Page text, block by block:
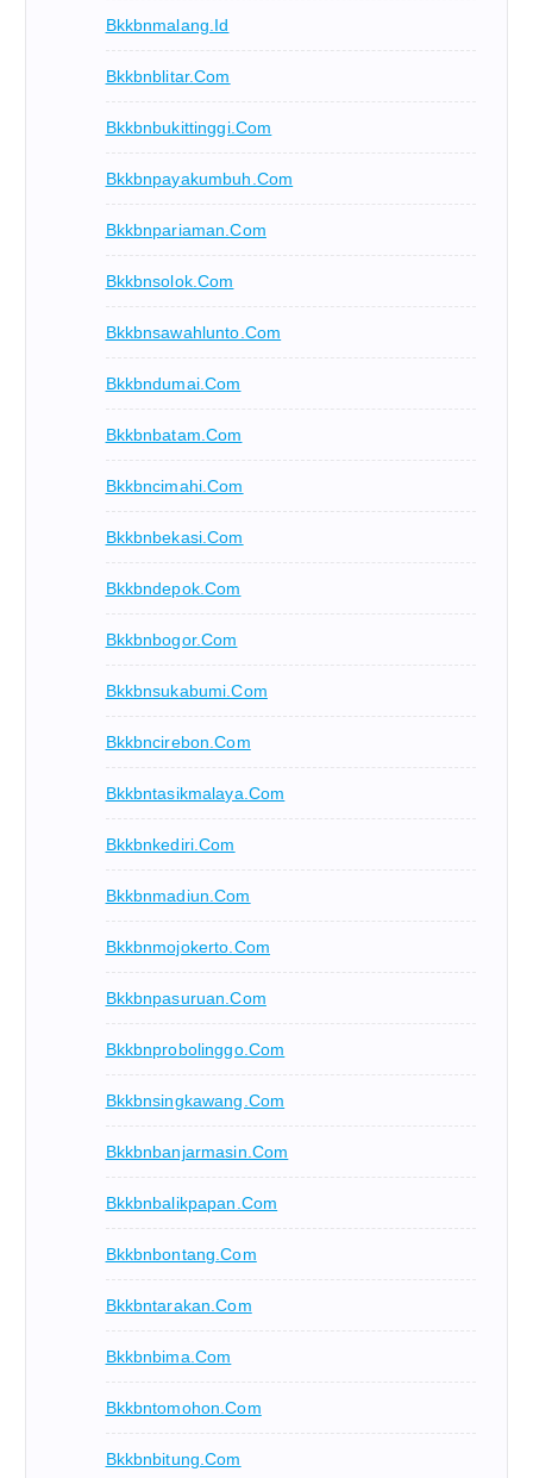
Bkkbnmalang.id
Bkkbnblitar.com
Bkkbnbukittinggi.com
Bkkbnpayakumbuh.com
Bkkbnpariaman.com
Bkkbnsolok.com
Bkkbnsawahlunto.com
Bkkbndumai.com
Bkkbnbatam.com
Bkkbncimahi.com
Bkkbnbekasi.com
Bkkbndepok.com
Bkkbnbogor.com
Bkkbnsukabumi.com
Bkkbncirebon.com
Bkkbntasikmalaya.com
Bkkbnkediri.com
Bkkbnmadiun.com
Bkkbnmojokerto.com
Bkkbnpasuruan.com
Bkkbnprobolinggo.com
Bkkbnsingkawang.com
Bkkbnbanjarmasin.com
Bkkbnbalikpapan.com
Bkkbnbontang.com
Bkkbntarakan.com
Bkkbnbima.com
Bkkbntomohon.com
Bkkbnbitung.com